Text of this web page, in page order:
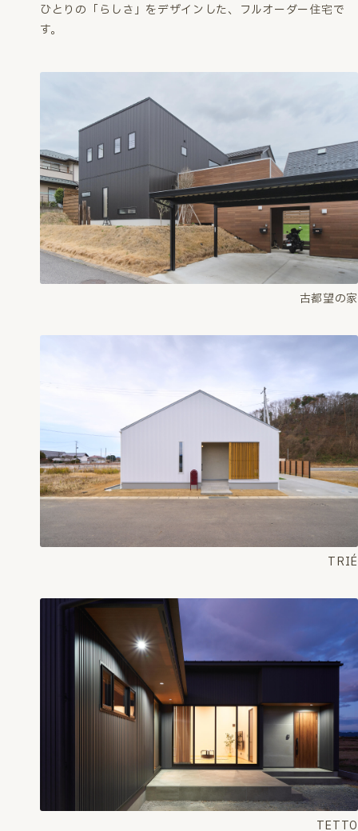
ひとりの「らしさ」をデザインした、フルオーダー住宅で
す。
古都望の家
TRIÉ
TETTO